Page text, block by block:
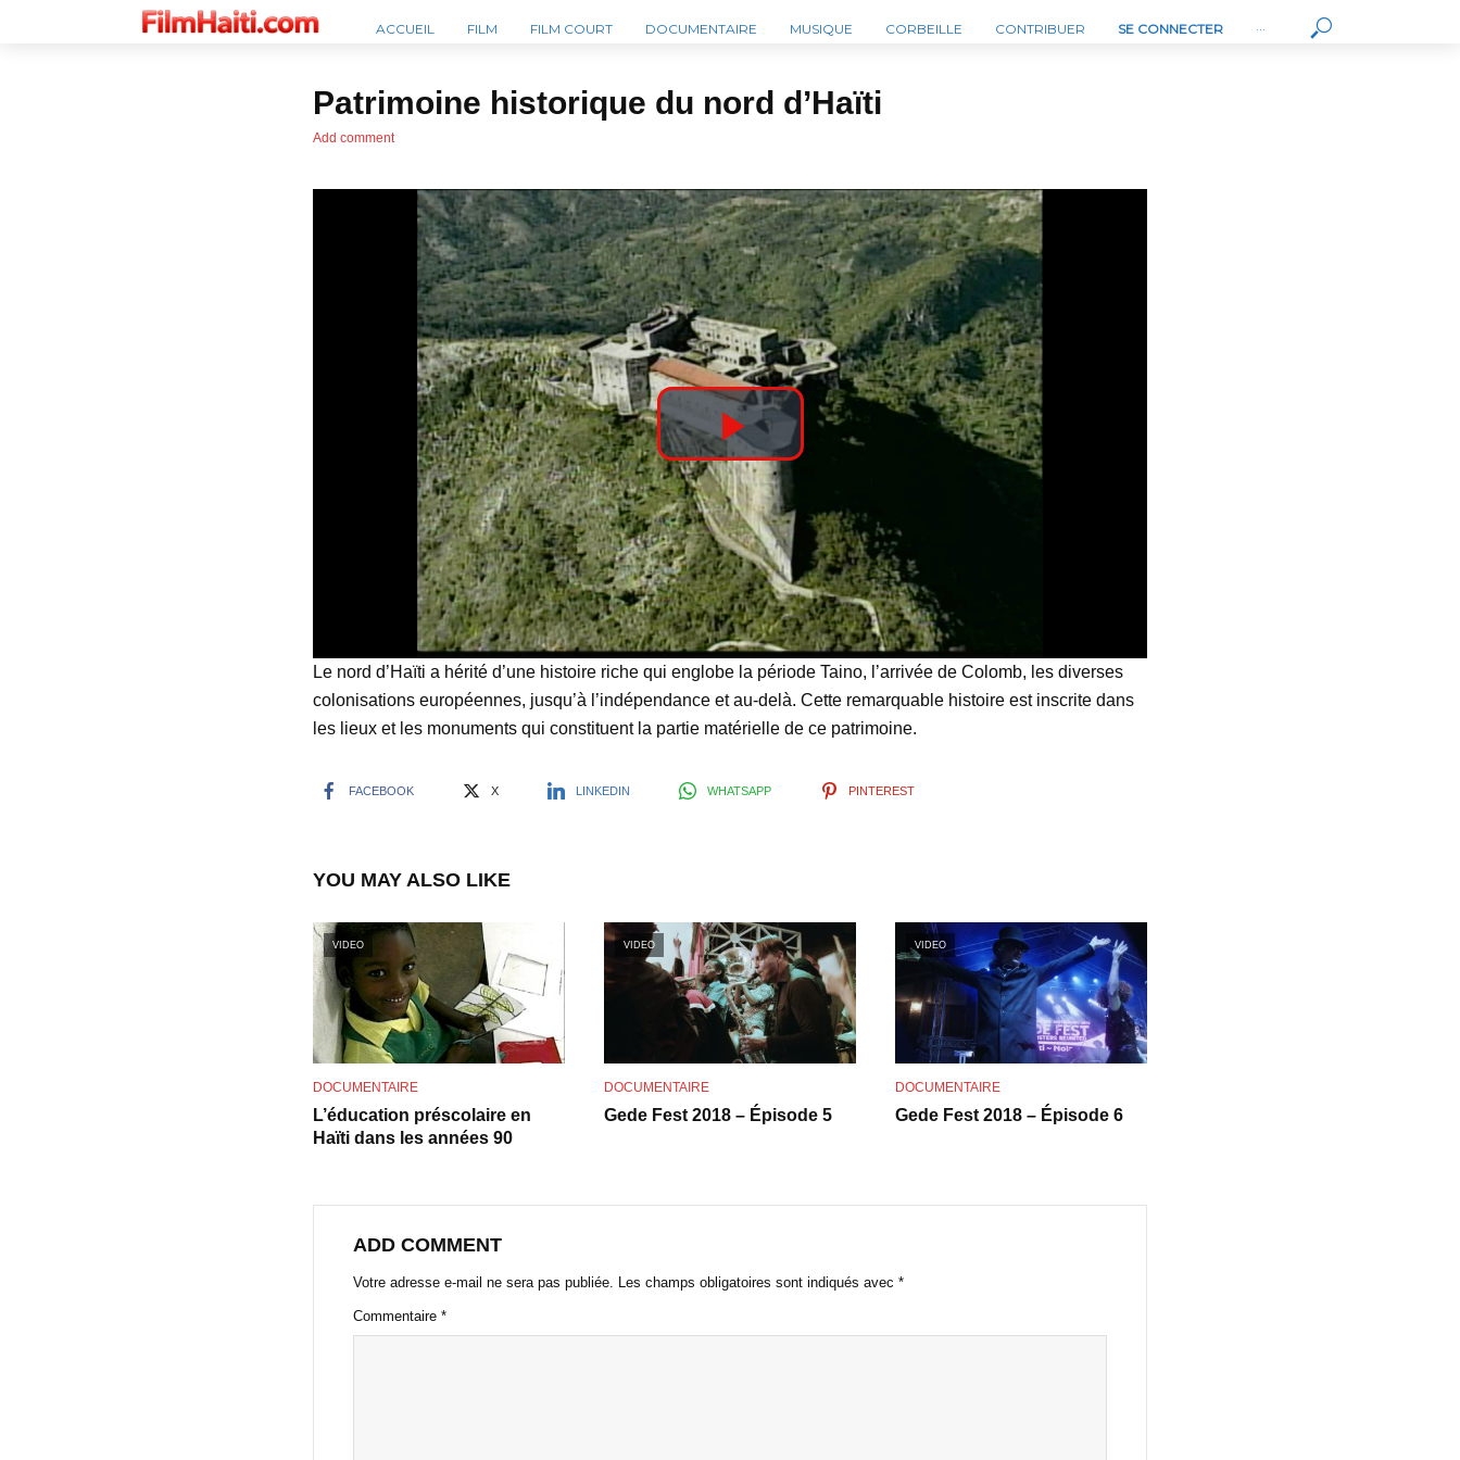
ACCUEIL FILM FILM COURT DOCUMENTAIRE MUSIQUE CORBEILLE CONTRIBUER SE CONNECTER ···
Patrimoine historique du nord d’Haïti
Add comment
P
l
a
y
V
e
o
Le nord d’Haïti a hérité d’une histoire riche qui englobe la période Taino, l’arrivée de Colomb, les diverses
colonisations européennes, jusqu’à l’indépendance et au-delà. Cette remarquable histoire est inscrite dans
les lieux et les monuments qui constituent la partie matérielle de ce patrimoine.
FACEBOOK X LINKEDIN WHATSAPP PINTEREST
YOU MAY ALSO LIKE
VIDEO
DOCUMENTAIRE
L’éducation préscolaire en
Haïti dans les années 90
VIDEO
DOCUMENTAIRE
Gede Fest 2018 – Épisode 5
VIDEO
DOCUMENTAIRE
Gede Fest 2018 – Épisode 6
ADD COMMENT
Votre adresse e-mail ne sera pas publiée. Les champs obligatoires sont indiqués avec *
Commentaire *